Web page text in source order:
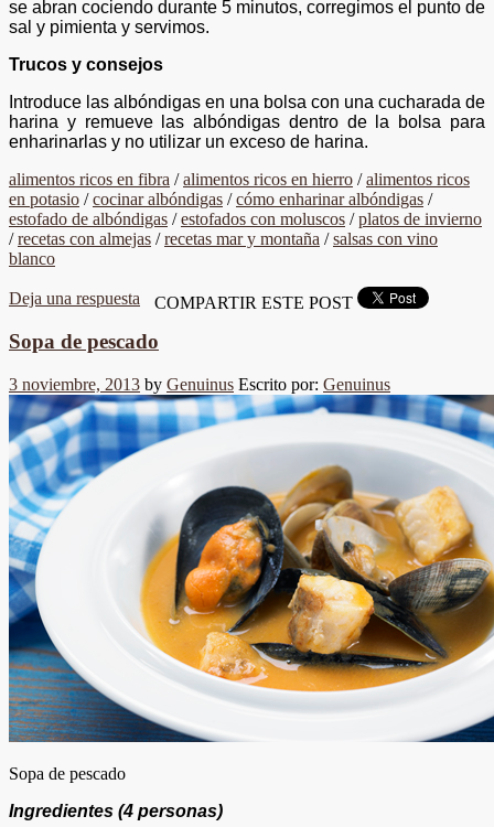
se abran cociendo durante 5 minutos, corregimos el punto de
sal y pimienta y servimos.
Trucos y consejos
Introduce las albóndigas en una bolsa con una cucharada de
harina y remueve las albóndigas dentro de la bolsa para
enharinarlas y no utilizar un exceso de harina.
alimentos ricos en fibra /alimentos ricos en hierro /alimentos ricos
en potasio /cocinar albóndigas /cómo enharinar albóndigas /
estofado de albóndigas /estofados con moluscos /platos de invierno
/recetas con almejas /recetas mar y montaña /salsas con vino
blanco
Deja una respuesta COMPARTIR ESTE POST
Sopa de pescado
3 noviembre, 2013 by Genuinus Escrito por: Genuinus
Sopa de pescado
Ingredientes (4 personas)